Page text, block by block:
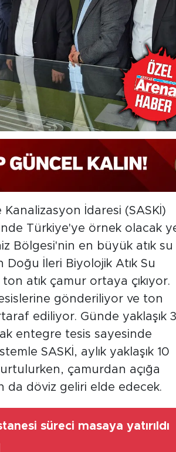
İdaresi (SASKİ)
Türkiye'ye örnek olacak
Bölgesi'nin en büyük atık su
İleri Biyolojik Atık Su
atık çamur ortaya çıkıyor.
gönderiliyor ve ton
ediliyor. Günde yaklaşık
entegre tesis sayesinde
SASKİ, aylık yaklaşık 10
çamurdan açığa
da döviz geliri elde edecek.
süreci masaya yatırıldı